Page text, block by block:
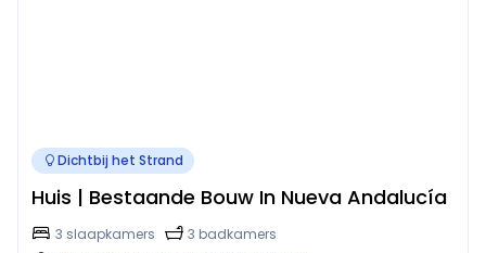
Dichtbij het Strand
Huis | Bestaande Bouw In Nueva Andalucía
3 slaapkamers
3 badkamers